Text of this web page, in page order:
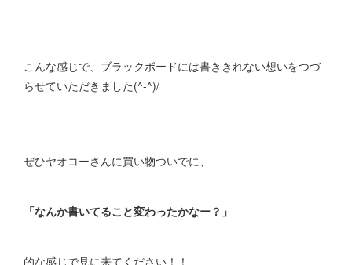
こんな感じで、ブラックボードには書ききれない想いをつづ
らせていただきました(^-^)/
ぜひヤオコーさんに買い物ついでに、
「なんか書いてること変わったかなー？」
的な感じで見に来てください！！